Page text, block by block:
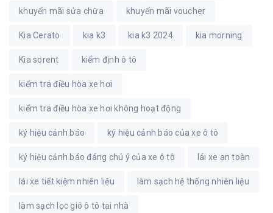
khuyến mãi sửa chữa khuyến mãi voucher
Kia Cerato kia k3 kia k3 2024 kia morning
Kia sorent kiểm định ô tô
kiểm tra điều hòa xe hơi
kiểm tra điều hòa xe hơi không hoạt động
ký hiệu cảnh báo ký hiệu cảnh báo của xe ô tô
ký hiệu cảnh báo đáng chú ý của xe ô tô lái xe an toàn
lái xe tiết kiệm nhiên liệu làm sạch hệ thống nhiên liệu
làm sạch lọc gió ô tô tại nhà